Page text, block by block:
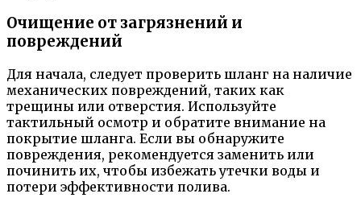
Очищение от загрязнений и
повреждений
Для начала, следует проверить шланг на наличие
механических повреждений, таких как
трещины или отверстия. Используйте
тактильный осмотр и обратите внимание на
покрытие шланга. Если вы обнаружите
повреждения, рекомендуется заменить или
починить их, чтобы избежать утечки воды и
потери эффективности полива.